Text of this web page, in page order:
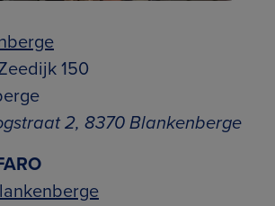
150
2, 8370 Blankenberge